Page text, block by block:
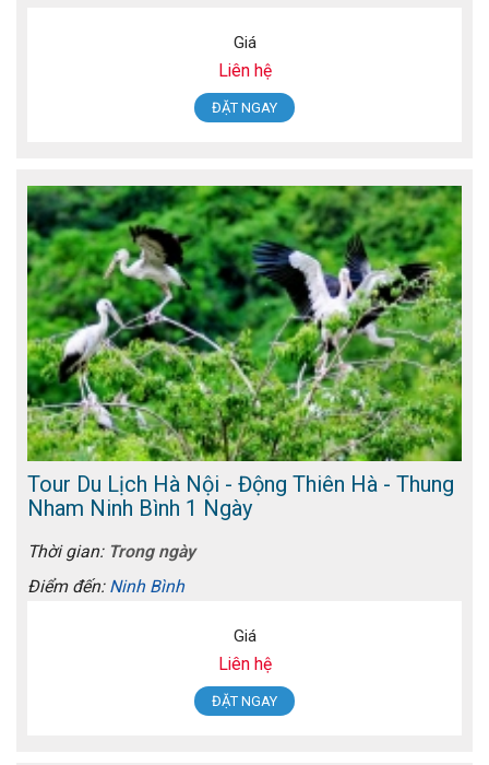
Giá
Liên hệ
ĐẶT NGAY
Tour Du Lịch Hà Nội - Động Thiên Hà - Thung
Nham Ninh Bình 1 Ngày
Thời gian: Trong ngày
Điểm đến: Ninh Bình
Giá
Liên hệ
ĐẶT NGAY